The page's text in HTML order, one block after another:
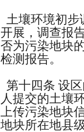
土壤环境初
开展，调查报
否为污染地块
检测报告。
第十四条 设
人提交的土壤
上传污染地块
地块所在地县